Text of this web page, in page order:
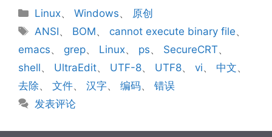
分
类
Linux、Windows、 原创
标
签
ANSI、 BOM、 cannot execute binary file、
emacs、 grep、 Linux、 ps、 SecureCRT、
shell、 UltraEdit、 UTF-8、 UTF8、 vi、 中文、
去除、 文件、 汉字、 编码、 错误
发表评论